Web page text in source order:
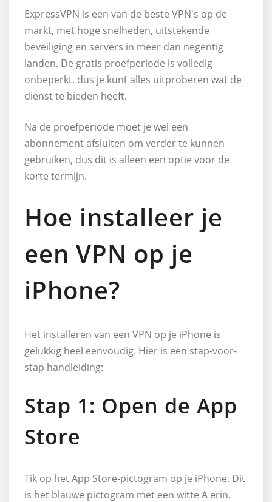
ExpressVPN is een van de beste VPN's op de
markt, met hoge snelheden, uitstekende
beveiliging en servers in meer dan negentig
landen. De gratis proefperiode is volledig
onbeperkt, dus je kunt alles uitproberen wat de
dienst te bieden heeft.
Na de proefperiode moet je wel een
abonnement afsluiten om verder te kunnen
gebruiken, dus dit is alleen een optie voor de
korte termijn.
Hoe installeer je
een VPN op je
iPhone?
Het installeren van een VPN op je iPhone is
gelukkig heel eenvoudig. Hier is een stap-voor-
stap handleiding:
Stap 1: Open de App
Store
Tik op het App Store-pictogram op je iPhone. Dit
is het blauwe pictogram met een witte A erin.